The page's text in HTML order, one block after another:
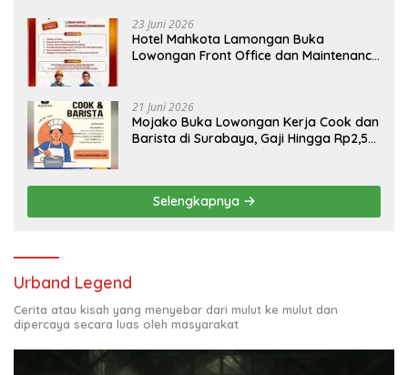
23 Juni 2026
Hotel Mahkota Lamongan Buka
Lowongan Front Office dan Maintenance
21 Juni 2026
Mojako Buka Lowongan Kerja Cook dan
Barista di Surabaya, Gaji Hingga Rp2,5
Selengkapnya
Urband Legend
Cerita atau kisah yang menyebar dari mulut ke mulut dan
dipercaya secara luas oleh masyarakat